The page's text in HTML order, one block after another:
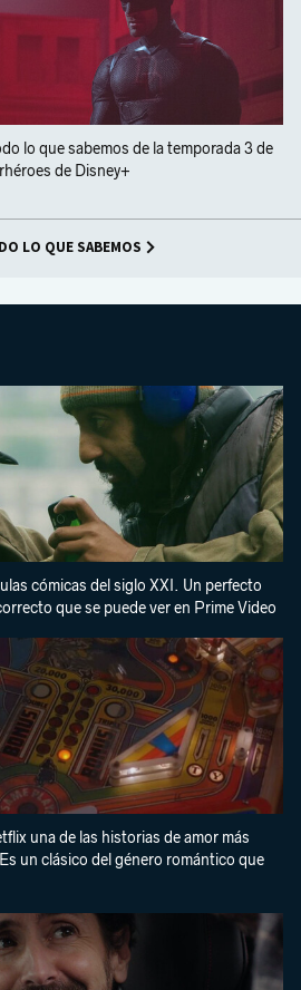
lo que sabemos de la temporada 3 de
de Disney+
LO QUE SABEMOS
cómicas del siglo XXI. Un perfecto
que se puede ver en Prime Video
una de las historias de amor más
un clásico del género romántico que